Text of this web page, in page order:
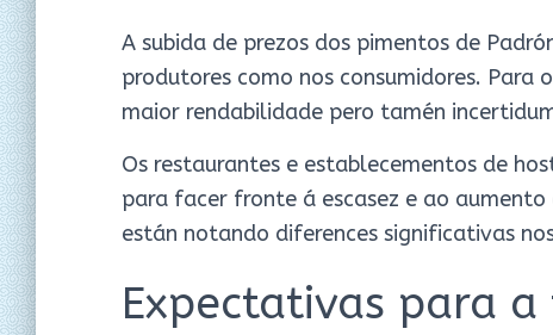
A subida de prezos dos pimentos de
produtores como nos consumidores. Para
maior rendabilidade pero tamén
Os restaurantes e establecementos de
para facer fronte á escasez e ao
están notando diferences significativas
Expectativas para